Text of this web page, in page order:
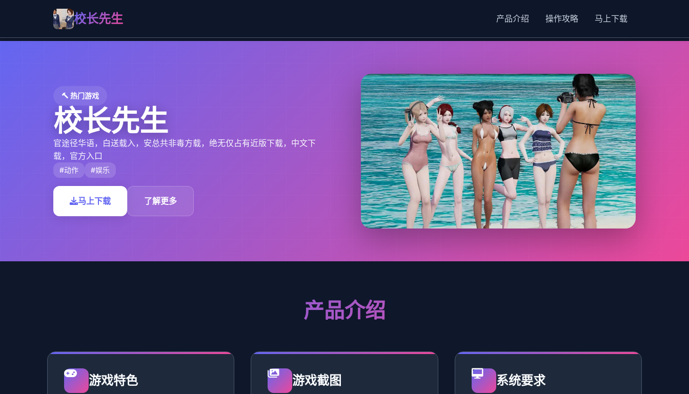
校长先生 产品介绍 操作攻略 马上下载
🔨 热门游戏
校长先生
官途径华语，白送载入，安总共非毒方载，绝无仅占有近版下载，中文下
载，官方入口
#动作 #娱乐
马上下载 了解更多
产品介绍
游戏特色 游戏截图 系统要求